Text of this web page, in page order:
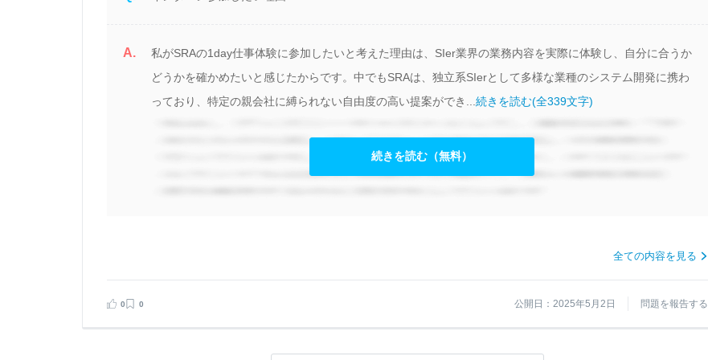
A.
私がSRAの1day仕事体験に参加したいと考えた理由は、SIer業界の業務内容を実際に体験し、自分に合うか
どうかを確かめたいと感じたからです。中でもSRAは、独立系SIerとして多様な業種のシステム開発に携わ
っており、特定の親会社に縛られない自由度の高い提案ができ... 続きを読む(全339文字)
続きを読む（無料）
全ての内容を見る
0 0 公開日：2025年5月2日 問題を報告する